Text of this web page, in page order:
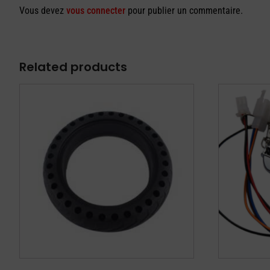
Vous devez vous connecter pour publier un commentaire.
Related products